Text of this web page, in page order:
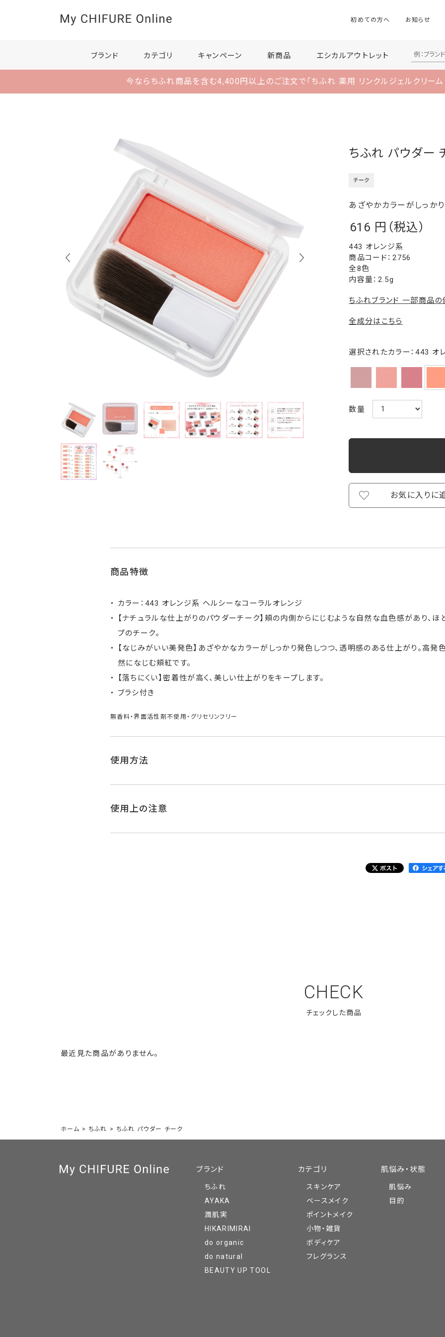
初めての方へ お知らせ
ブランド カテゴリ キャンペーン 新商品 エシカルアウトレット
今ならちふれ商品を含む4,400円以上のご注文で 「ちふれ 薬用 リンクルジェルクリーム
ホーム > ちふれ > ちふれ パウダー チーク
チーク
ちふれ パウダー
616
2756
443 オレンジ系
あざやかカラーがしっか
全8色
内容量：2.5g
ちふれブランド 一部商品
全成分はこちら
選択されたカラー：443 オ
数量
お気に入りに
商品特徴
カラー：443 オレンジ系 ヘルシーなコーラルオレンジ
【ナチュラルな仕上がりのパウダーチーク】頬の内側からにじむような自然な血色感があり、
プのチーク。
【なじみがいい美発色】あざやかなカラーがしっかり発色しつつ、透明感のある仕上がり。高発
然になじむ頬紅です。
【落ちにくい】密着性が高く、美しい仕上がりをキープします。
ブラシ付き
無香料・界面活性剤不使用・グリセリンフリー
使用方法
使用上の注意
CHECK
最近見た商品がありません。
ブランド
ちふれ
AYAKA
潤肌実
HIKARIMIRAI
do organic
do natural
BEAUTY UP TOOL
カテゴリ
スキンケア
ベースメイク
ポイントメイク
小物・雑貨
ボディケア
フレグランス
肌悩み・状態
肌悩み
目的